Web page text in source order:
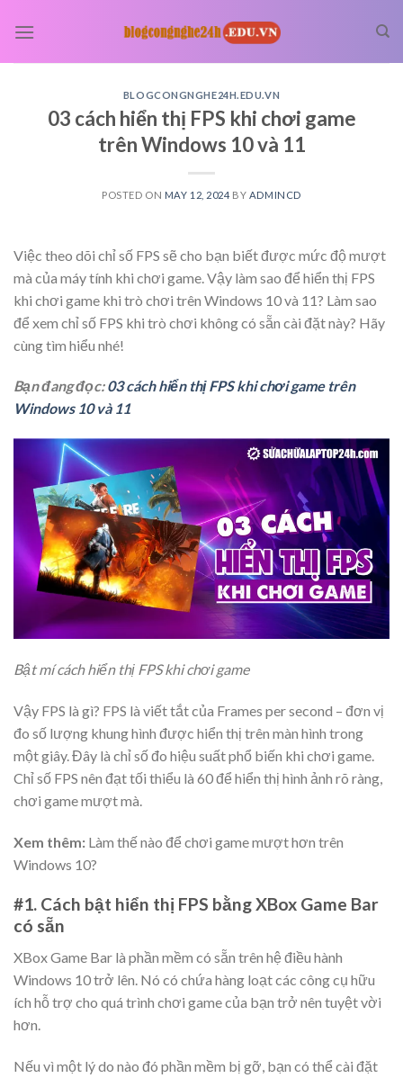
BLOGCONGNGHE24H.EDU.VN
03 cách hiển thị FPS khi chơi game
trên Windows 10 và 11
POSTED ON MAY 12, 2024 BY ADMINCD
Việc theo dõi chỉ số FPS sẽ cho bạn biết được mức độ mượt
mà của máy tính khi chơi game. Vậy làm sao để hiển thị FPS
khi chơi game khi trò chơi trên Windows 10 và 11? Làm sao
để xem chỉ số FPS khi trò chơi không có sẵn cài đặt này? Hãy
cùng tìm hiểu nhé!
Bạn đang đọc:03 cách hiển thị FPS khi chơi game trên
Windows 10 và 11
Bật mí cách hiển thị FPS khi chơi game
Vậy FPS là gì? FPS là viết tắt của Frames per second – đơn vị
đo số lượng khung hình được hiển thị trên màn hình trong
một giây. Đây là chỉ số đo hiệu suất phổ biến khi chơi game.
Chỉ số FPS nên đạt tối thiểu là 60 để hiển thị hình ảnh rõ ràng,
chơi game mượt mà.
Xem thêm: Làm thế nào để chơi game mượt hơn trên
Windows 10?
#1. Cách bật hiển thị FPS bằng XBox Game Bar
có sẵn
XBox Game Bar là phần mềm có sẵn trên hệ điều hành
Windows 10 trở lên. Nó có chứa hàng loạt các công cụ hữu
ích hỗ trợ cho quá trình chơi game của bạn trở nên tuyệt vời
hơn.
Nếu vì một lý do nào đó phần mềm bị gỡ, bạn có thể cài đặt